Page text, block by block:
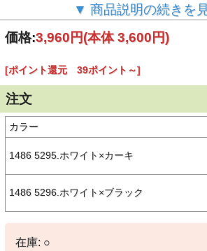
NEW ERA®（ニューエラ）9TWENTYのユー
ズ）。
PEANUTSの中でも初期アートやレトロな世界
PEANUTSのヴィンテージアートにフィーチ
ン。
フロント部分に芯がなく柔らかな被り心地が
※ユースサイズ/目安：6～15歳、身長130～
about NEW ERA® － ニューエラについて －
New Era®は米国で1920年に設立された100
ポーツ・ライフスタイルブランドです。
プライヤーであり、そのルーツはスポーツに
▼ 商品説明の続きを
価格:3,960円(本体 3,600円)
[ポイント還元 39ポイント～]
注文
カラー
1486 5295.ホワイト×カーキ
1486 5296.ホワイト×ブラック
在庫: ○